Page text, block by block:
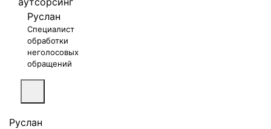
Руслан
Специалист
обработки
неголосовых
обращений
Руслан